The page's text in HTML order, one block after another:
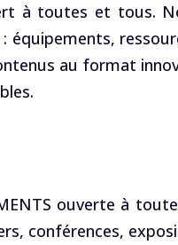
à toutes et tous.
équipements,
au format
ouverte à
conférences,